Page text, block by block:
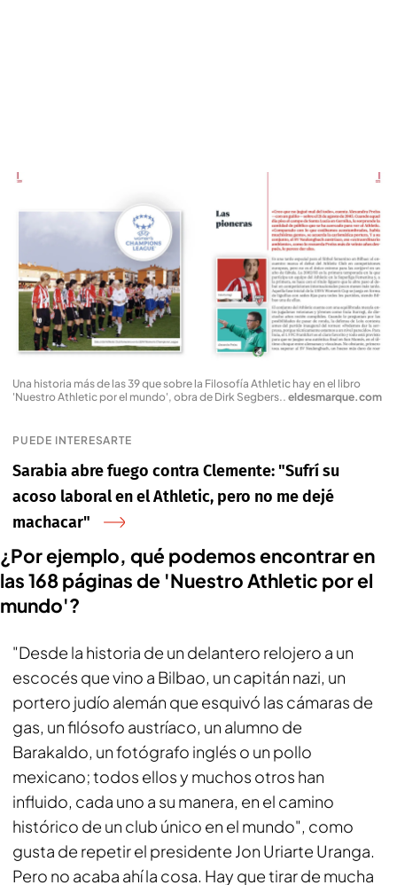
Una historia más de las 39 que sobre la Filosofía Athletic hay en el libro
'Nuestro Athletic por el mundo', obra de Dirk Segbers.. eldesmarque.com
PUEDE INTERESARTE
Sarabia abre fuego contra Clemente: "Sufrí su
acoso laboral en el Athletic, pero no me dejé
machacar"
¿Por ejemplo, qué podemos encontrar en
las 168 páginas de 'Nuestro Athletic por el
mundo'?
"Desde la historia de un delantero relojero a un
escocés que vino a Bilbao, un capitán nazi, un
portero judío alemán que esquivó las cámaras de
gas, un filósofo austríaco, un alumno de
Barakaldo, un fotógrafo inglés o un pollo
mexicano; todos ellos y muchos otros han
influido, cada uno a su manera, en el camino
histórico de un club único en el mundo", como
gusta de repetir el presidente Jon Uriarte Uranga.
Pero no acaba ahí la cosa. Hay que tirar de mucha